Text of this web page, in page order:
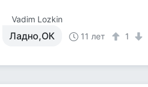
Vadim Lozkin
Ладно,ОК 11 лет 1